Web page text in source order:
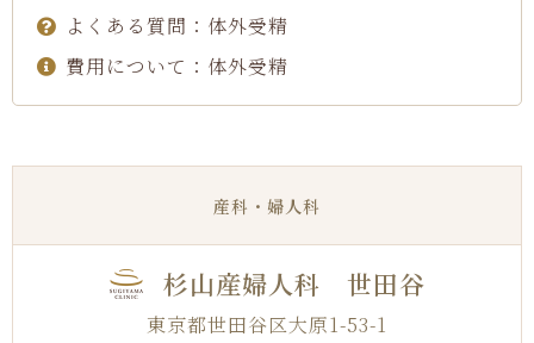
よくある質問：体外受精
費用について：体外受精
産科・婦人科
杉山産婦人科 世田谷
東京都世田谷区大原1-53-1